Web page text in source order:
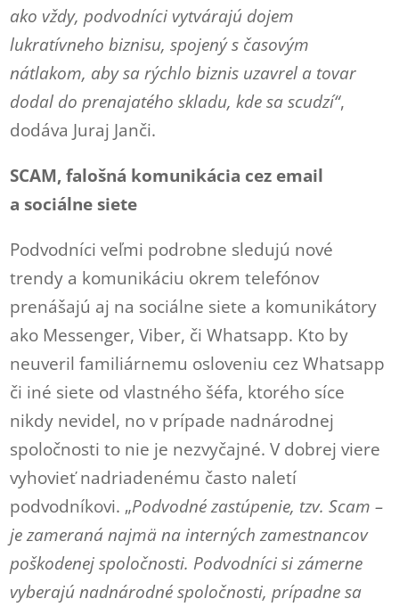
ako vždy, podvodníci vytvárajú dojem
lukratívneho biznisu, spojený s časovým
nátlakom, aby sa rýchlo biznis uzavrel a tovar
dodal do prenajatého skladu, kde sa scudzí“,
dodáva Juraj Janči.
SCAM, falošná komunikácia cez email
a sociálne siete
Podvodníci veľmi podrobne sledujú nové
trendy a komunikáciu okrem telefónov
prenášajú aj na sociálne siete a komunikátory
ako Messenger, Viber, či Whatsapp. Kto by
neuveril familiárnemu osloveniu cez Whatsapp
či iné siete od vlastného šéfa, ktorého síce
nikdy nevidel, no v prípade nadnárodnej
spoločnosti to nie je nezvyčajné. V dobrej viere
vyhovieť nadriadenému často naletí
podvodníkovi. „Podvodné zastúpenie, tzv. Scam –
je zameraná najmä na interných zamestnancov
poškodenej spoločnosti. Podvodníci si zámerne
vyberajú nadnárodné spoločnosti, prípadne sa